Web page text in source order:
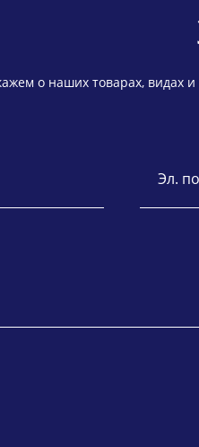
о наших товарах, видах
Эл.